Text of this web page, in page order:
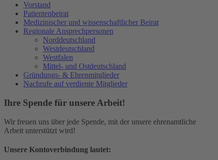
Vorstand
Patientenbeirat
Medizinischer und wissenschaftlicher Beirat
Regionale Ansprechpersonen
Norddeutschland
Westdeutschland
Westfalen
Mittel- und Ostdeutschland
Gründungs- & Ehrenmitglieder
Nachrufe auf verdiente Mitglieder
Ihre Spende für unsere Arbeit!
Wir freuen uns über jede Spende, mit der unsere ehrenamtliche
Arbeit unterstützt wird!
Unsere Kontoverbindung lautet: